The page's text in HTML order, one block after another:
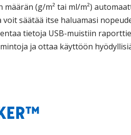
(g/m² tai ml/m²)
säätää itse haluamasi
tietoja USB-muistiin
ja ottaa käyttöön